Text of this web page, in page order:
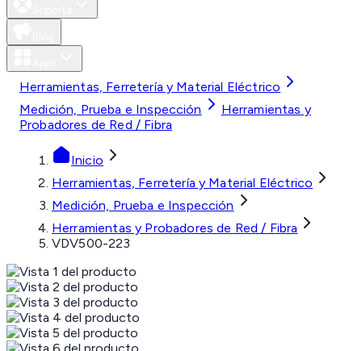
Herramientas, Ferretería y Material Eléctrico
Medición, Prueba e Inspección
Herramientas y
Probadores de Red / Fibra
Inicio
Herramientas, Ferretería y Material Eléctrico
Medición, Prueba e Inspección
Herramientas y Probadores de Red / Fibra
VDV500-223